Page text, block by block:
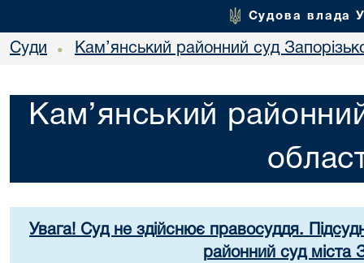
Судова влада
Суди • Кам’янський районний суд
Кам’янський
Увага! Суд не здійснює правосуддя.
районний суд міста